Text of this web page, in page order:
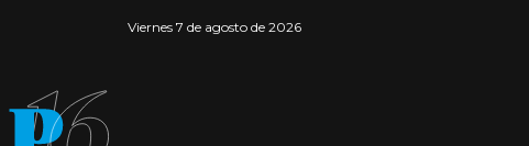
Viernes 7 de agosto de 2026